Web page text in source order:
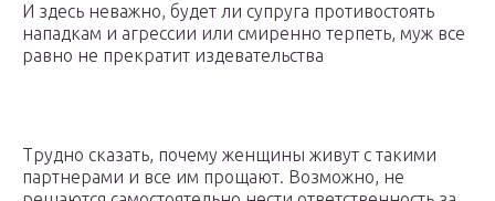
И здесь неважно, будет ли супруга противостоять
нападкам и агрессии или смиренно терпеть, муж все
равно не прекратит издевательства
Трудно сказать, почему женщины живут с такими
партнерами и все им прощают. Возможно, не